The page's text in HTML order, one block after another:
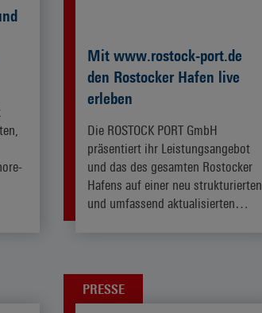
Mit www.rostock-port.de
den Rostocker Hafen live
erleben
Die ROSTOCK PORT GmbH
präsentiert ihr Leistungsangebot
und das des gesamten Rostocker
Hafens auf einer neu strukturierten
und umfassend aktualisierten…
PRESSE